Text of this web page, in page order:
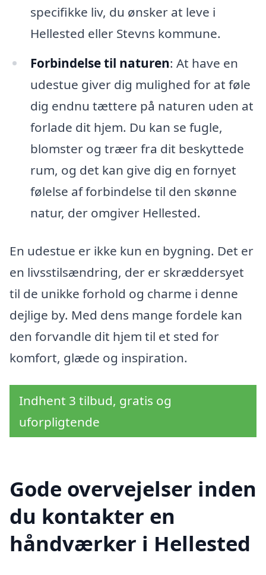
specifikke liv, du ønsker at leve i
Hellested eller Stevns kommune.
Forbindelse til naturen: At have en
udestue giver dig mulighed for at føle
dig endnu tættere på naturen uden at
forlade dit hjem. Du kan se fugle,
blomster og træer fra dit beskyttede
rum, og det kan give dig en fornyet
følelse af forbindelse til den skønne
natur, der omgiver Hellested.
En udestue er ikke kun en bygning. Det er
en livsstilsændring, der er skræddersyet
til de unikke forhold og charme i denne
dejlige by. Med dens mange fordele kan
den forvandle dit hjem til et sted for
komfort, glæde og inspiration.
Indhent 3 tilbud, gratis og
uforpligtende
Gode overvejelser inden
du kontakter en
håndværker i Hellested